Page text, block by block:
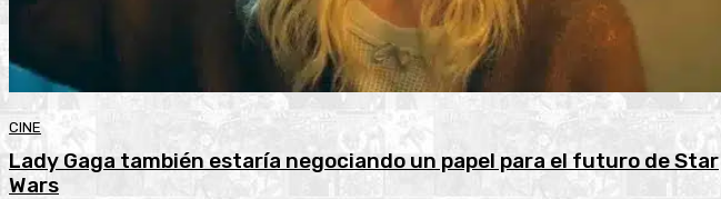
CINE
Lady Gaga también estaría negociando un papel para el futuro de Star
Wars